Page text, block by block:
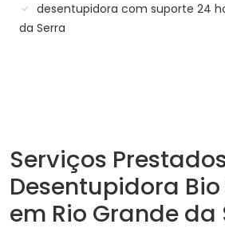
desentupidora com suporte 24
da Serra
Serviços
Desentupidora
em Rio Grande da